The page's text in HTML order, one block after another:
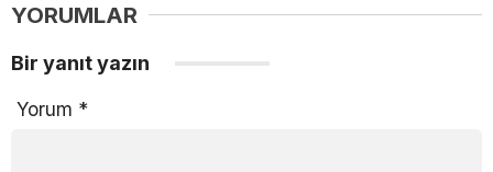
YORUMLAR
Bir yanıt yazın
Yorum *